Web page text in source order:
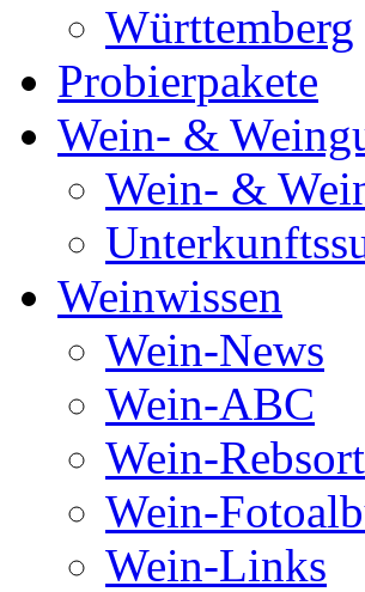
Württemberg
Probierpakete
Wein- &
Wein- &
Weinwissen
Wein-News
Wein-ABC
Wein-
Wein-
Wein-Links